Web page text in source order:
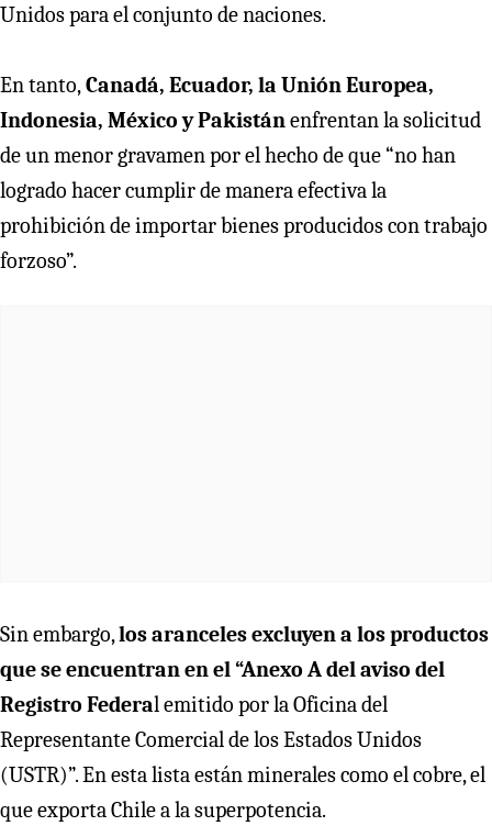
Unidos para el conjunto de naciones.
En tanto,Canadá, Ecuador, la Unión Europea,
Indonesia, México y Pakistánenfrentan la solicitud
de un menor gravamen por el hecho de que “no han
logrado hacer cumplir de manera efectiva la
prohibición de importar bienes producidos con trabajo
forzoso”.
Sin embargo,los aranceles excluyen a los productos
que se encuentran en el “Anexo A del aviso del
Registro Federal emitido por la Oficina del
Representante Comercial de los Estados Unidos
(USTR)”. En esta lista están minerales como el cobre, el
que exporta Chile a la superpotencia.